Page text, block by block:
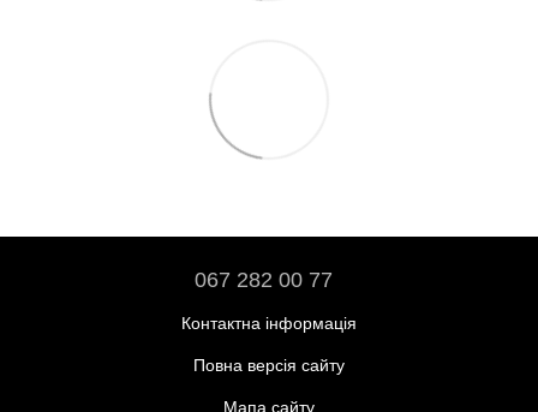
067 282 00 77
Контактна інформація
Повна версія сайту
Мапа сайту